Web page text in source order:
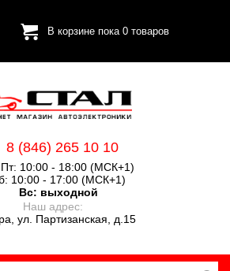
В корзине пока 0товаров
8 (846) 265 10 10
10:00 - 18:00 (МСК+1)
10:00 - 17:00 (МСК+1)
Вс: выходной
Наш адрес:
ул. Партизанская, д.15